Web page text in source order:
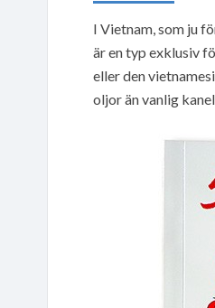
I Vietnam, som ju
är en typ exklusiv
eller den
oljor än vanlig